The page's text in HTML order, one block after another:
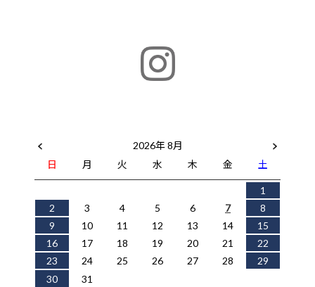
2026年 8月
日
月 火 水 木 金
土
1
2
3 4 5 6 7
8
9
10 11 12 13 14
15
16
17 18 19 20 21
22
23
24 25 26 27 28
29
30
31